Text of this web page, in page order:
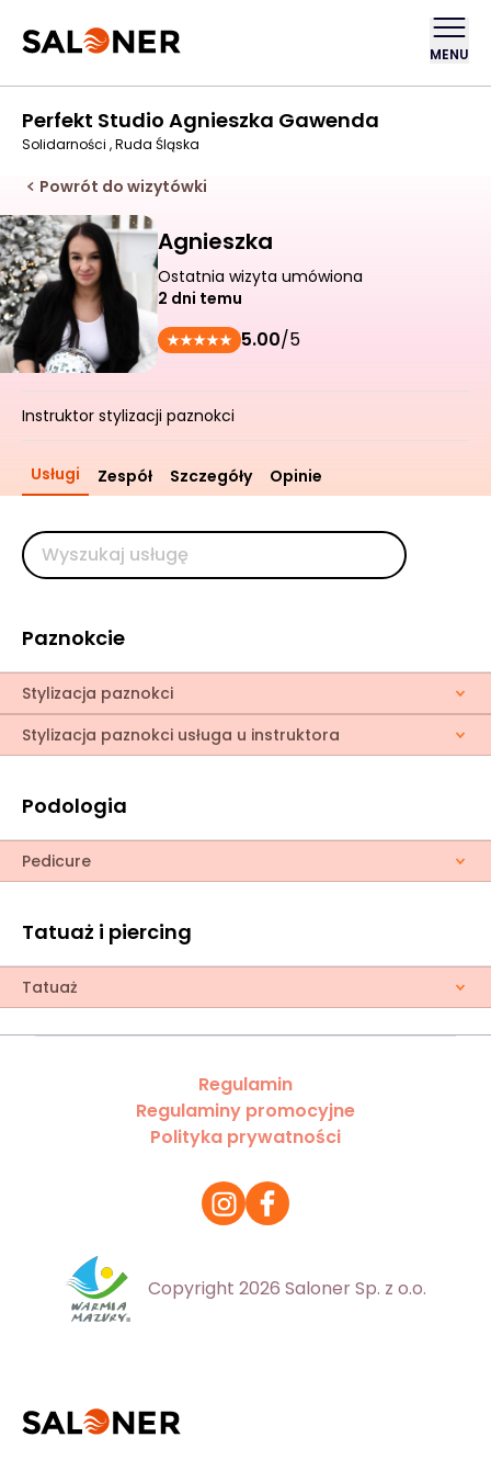
MENU
Perfekt Studio Agnieszka Gawenda
Solidarności , Ruda Śląska
Powrót do wizytówki
Agnieszka
Ostatnia wizyta umówiona
2 dni temu
5.00/5
Instruktor stylizacji paznokci
Usługi Zespół Szczegóły Opinie
Paznokcie
Stylizacja paznokci
Stylizacja paznokci usługa u instruktora
Podologia
Pedicure
Tatuaż i piercing
Tatuaż
Regulamin
Regulaminy promocyjne
Polityka prywatności
Copyright 2026 Saloner Sp. z o.o.